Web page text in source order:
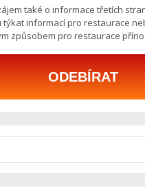
také o informace třetích
týkat informací pro restaurace
způsobem pro restaurace
ODEBÍRAT